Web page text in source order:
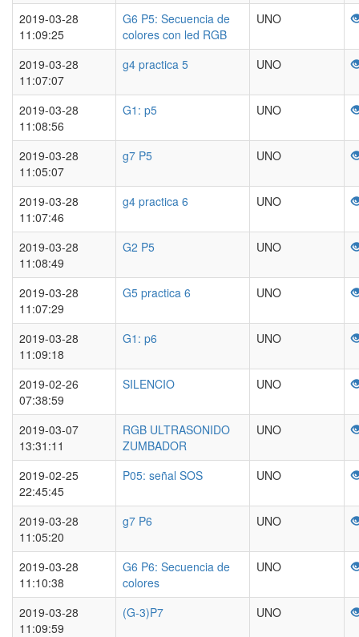
2019-03-28
11:09:25
G6 P5: Secuencia de
colores con led RGB
UNO
2019-03-28
11:07:07
g4 practica 5 UNO
2019-03-28
11:08:56
G1: p5 UNO
2019-03-28
11:05:07
g7 P5 UNO
2019-03-28
11:07:46
g4 practica 6 UNO
2019-03-28
11:08:49
G2 P5 UNO
2019-03-28
11:07:29
G5 practica 6 UNO
2019-03-28
11:09:18
G1: p6 UNO
2019-02-26
07:38:59
SILENCIO UNO
2019-03-07
13:31:11
RGB ULTRASONIDO
ZUMBADOR
UNO
2019-02-25
22:45:45
P05: señal SOS UNO
2019-03-28
11:05:20
g7 P6 UNO
2019-03-28
11:10:38
G6 P6: Secuencia de
colores
UNO
2019-03-28
11:09:59
(G-3)P7 UNO